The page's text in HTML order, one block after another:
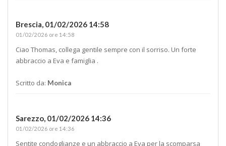
Brescia, 01/02/2026 14:58
01/02/2026 ore 14:58
Ciao Thomas, collega gentile sempre con il sorriso. Un forte
abbraccio a Eva e famiglia .
Scritto da: Monica
Sarezzo, 01/02/2026 14:36
01/02/2026 ore 14:36
Sentite condoglianze e un abbraccio a Eva per la scomparsa